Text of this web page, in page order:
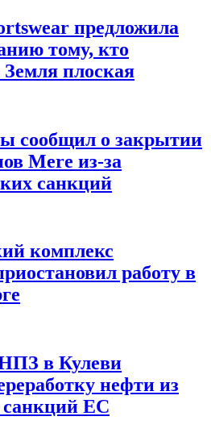
предложила
тому, кто
Земля плоская
сообщил о закрытии
Mere из-за
санкций
комплекс
работу в
в Кулеви
нефти из
санкций ЕС